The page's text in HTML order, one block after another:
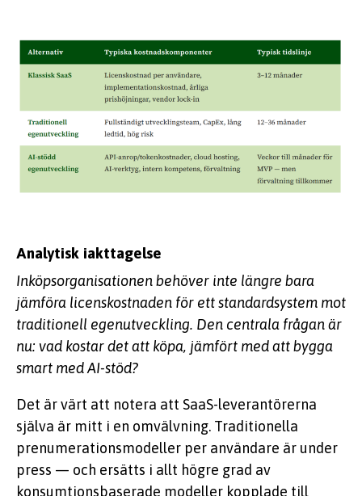
Analytisk iakttagelse
Inköpsorganisationen behöver inte längre bara
jämföra licenskostnaden för ett standardsystem mot
traditionell egenutveckling. Den centrala frågan är
nu: vad kostar det att köpa, jämfört med att bygga
smart med AI-stöd?
Det är värt att notera att SaaS-leverantörerna
själva är mitt i en omvälvning. Traditionella
prenumerationsmodeller per användare är under
press — och ersätts i allt högre grad av
konsumtionsbaserade modeller kopplade till